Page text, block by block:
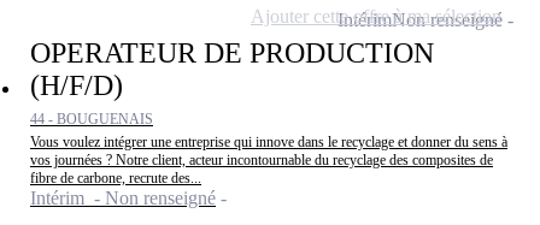
OPERATEUR DE PRODUCTION
(H/F/D)
44 - BOUGUENAIS
Vous voulez intégrer une entreprise qui innove dans le recyclage et donner du sens à
vos journées ? Notre client, acteur incontournable du recyclage des composites de
fibre de carbone, recrute des...
Intérim - Non renseigné
IntérimNon renseigné
Ajouter cette offre à ma sélection